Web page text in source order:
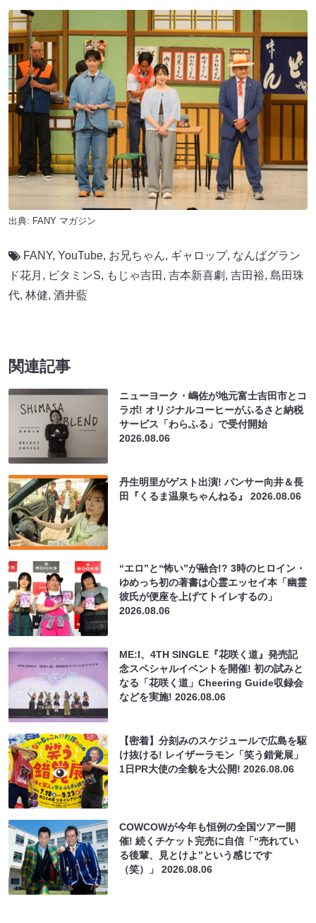
出典: FANY マガジン
FANY, YouTube, お兄ちゃん, ギャロップ, なんばグラン
ド花月 , ビタミンS, もじゃ吉田 , 吉本新喜劇 , 吉田裕, 島田珠
代, 林健, 酒井藍
関連記事
ニューヨーク・嶋佐が地元富士吉田市とコ
ラボ! オリジナルコーヒーがふるさと納税
サービス「わらふる」で受付開始
2026.08.06
丹生明里がゲスト出演! パンサー向井＆長
田『くるま温泉ちゃんねる』2026.08.06
“エロ”と“怖い”が融合!? 3時のヒロイン・
ゆめっち初の著書は心霊エッセイ本「幽霊
彼氏が便座を上げてトイレするの」
2026.08.06
ME:I、4TH SINGLE『花咲く道』発売記
念スペシャルイベントを開催! 初の試みと
なる「花咲く道」Cheering Guide収録会
などを実施!2026.08.06
【密着】分刻みのスケジュールで広島を駆
け抜ける! レイザーラモン「笑う錯覚展」
1日PR大使の全貌を大公開!2026.08.06
COWCOWが今年も恒例の全国ツアー開
催! 続くチケット完売に自信「“売れてい
る後輩、見とけよ”という感じです
（笑）」2026.08.06